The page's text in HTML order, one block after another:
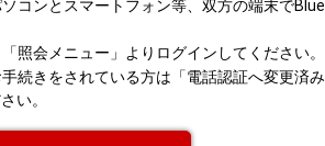
コンとスマートフォン等、双方の端末で
照会メニュー」よりログインしてください。
続きをされている方は「電話認証へ変更済
い。